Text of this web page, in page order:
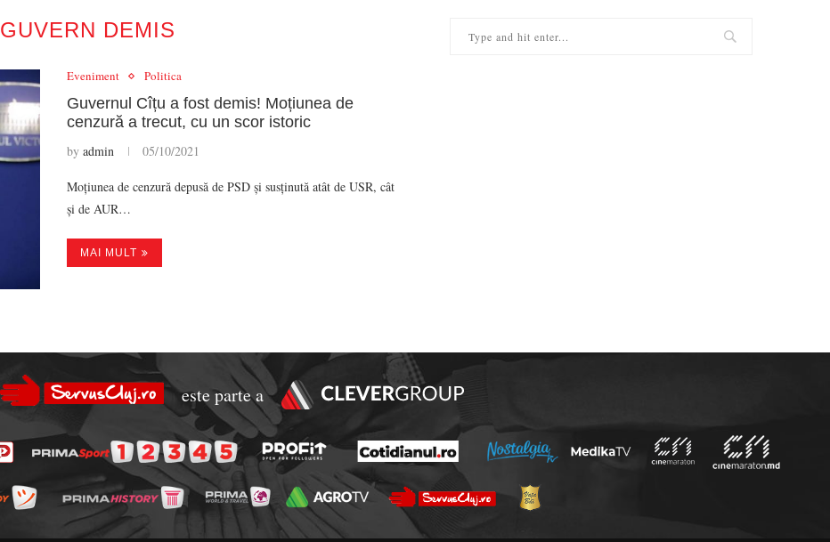
GUVERN DEMIS
Eveniment Politica
Guvernul Cîțu a fost demis! Moțiunea de
cenzură a trecut, cu un scor istoric
by admin 05/10/2021
Moțiunea de cenzură depusă de PSD și susținută atât de USR, cât
și de AUR…
MAI MULT
este parte a